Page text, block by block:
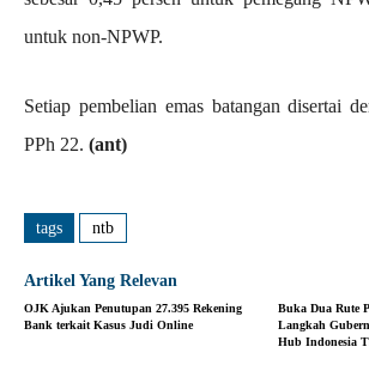
untuk non-NPWP.
Setiap pembelian emas batangan disertai
PPh 22. (ant)
tags ntb
Artikel Yang Relevan
OJK Ajukan Penutupan 27.395 Rekening
Bank terkait Kasus Judi Online
Buka Dua Rute
Langkah
Hub Indonesia